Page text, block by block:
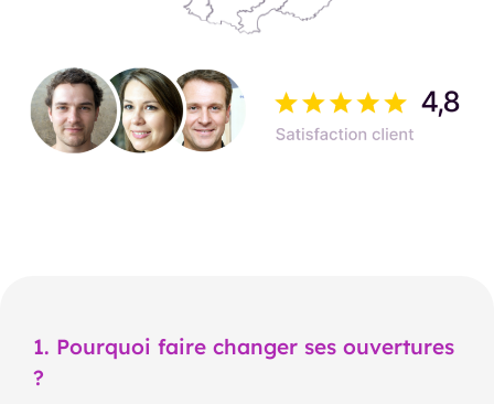
1. Pourquoi faire changer ses ouvertures
?